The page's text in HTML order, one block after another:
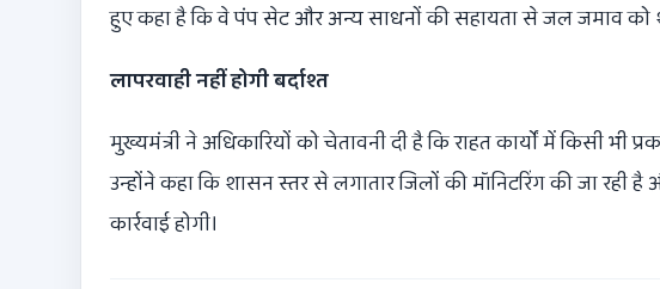
हुए कहा है कि वे पंप सेट और अन्य साधनों की सहायता से जल जमाव को
लापरवाही नहीं होगी बर्दाश्त
मुख्यमंत्री ने अधिकारियों को चेतावनी दी है कि राहत कार्यों में किसी भी
उन्होंने कहा कि शासन स्तर से लगातार जिलों की मॉनिटरिंग की जा रही
कार्रवाई होगी।